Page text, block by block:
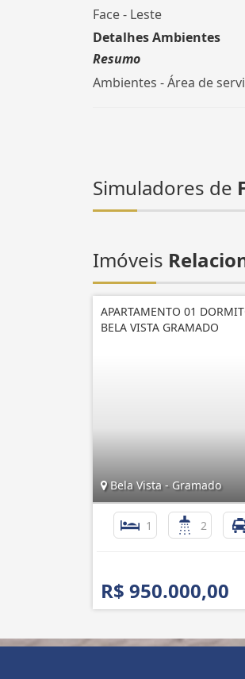
Face - Leste
Detalhes Ambientes
Resumo
Ambientes - Área de
Simuladores de
Imóveis
APARTAMENTO 01
BELA VISTA GRAMADO
Bela Vista - Gramado
1 2
R$ 950.000,00